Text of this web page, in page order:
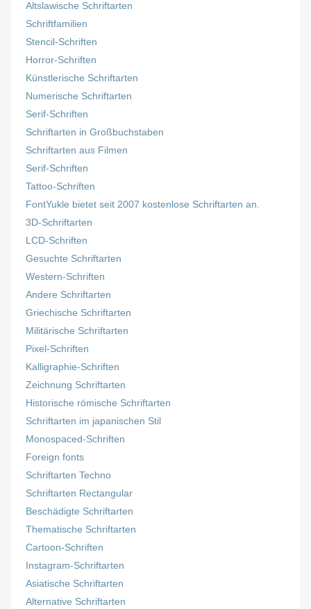
Altslawische Schriftarten
Schriftfamilien
Stencil-Schriften
Horror-Schriften
Künstlerische Schriftarten
Numerische Schriftarten
Serif-Schriften
Schriftarten in Großbuchstaben
Schriftarten aus Filmen
Serif-Schriften
Tattoo-Schriften
FontYukle bietet seit 2007 kostenlose Schriftarten an.
3D-Schriftarten
LCD-Schriften
Gesuchte Schriftarten
Western-Schriften
Andere Schriftarten
Griechische Schriftarten
Militärische Schriftarten
Pixel-Schriften
Kalligraphie-Schriften
Zeichnung Schriftarten
Historische römische Schriftarten
Schriftarten im japanischen Stil
Monospaced-Schriften
Foreign fonts
Schriftarten Techno
Schriftarten Rectangular
Beschädigte Schriftarten
Thematische Schriftarten
Cartoon-Schriften
Instagram-Schriftarten
Asiatische Schriftarten
Alternative Schriftarten